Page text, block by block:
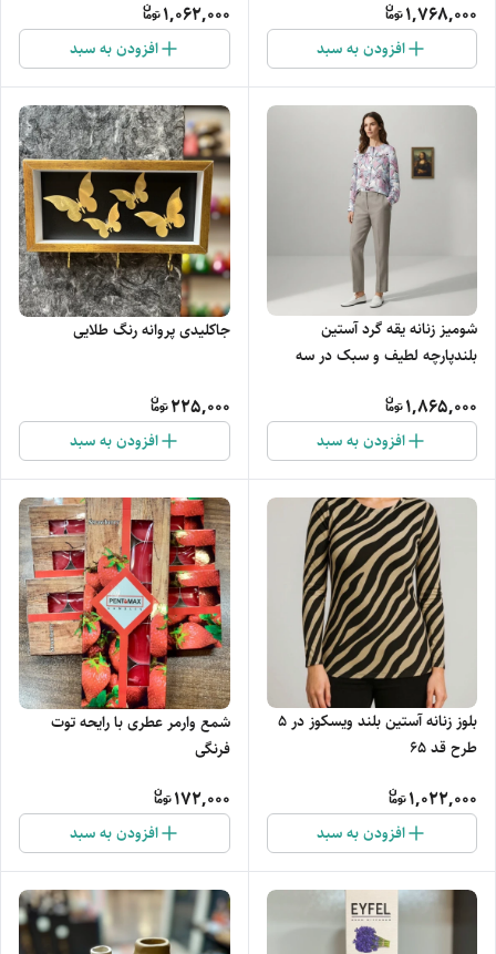
1,768,000
افزودن به سبد
1,062,000
افزودن به سبد
شومیز زنانه یقه گرد آستین
بلندپارچه لطیف و سبک در سه
1,865,000
افزودن به سبد
جاکلیدی پروانه رنگ طلایی
225,000
افزودن به سبد
بلوز زنانه آستین بلند ویسکوز در 5
طرح قد 65
1,022,000
افزودن به سبد
شمع وارمر عطری با رایحه توت
فرنگی
172,000
افزودن به سبد